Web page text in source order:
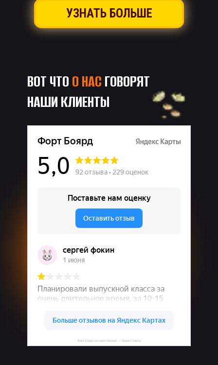
УЗНАТЬ БОЛЬШЕ
Форт Боярд на карте Москвы — Яндекс.Карты
ВОТ ЧТОО НАСГОВОРЯТ
НАШИ КЛИЕНТЫ